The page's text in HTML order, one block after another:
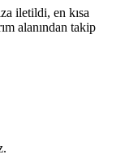
iletildi, en kısa
alanından takip